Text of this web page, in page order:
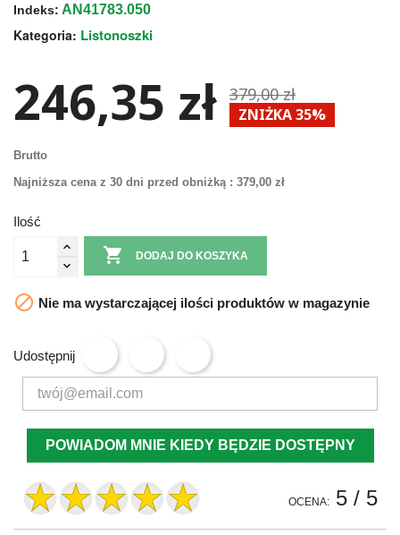
Indeks: AN41783.050
Kategoria: Listonoszki
246,35 zł 379,00 zł
ZNIŻKA 35%
Brutto
Najniższa cena z 30 dni przed obniżką : 379,00 zł
Ilość
 DODAJ DO KOSZYKA
 Nie ma wystarczającej ilości produktów w magazynie
Udostępnij
POWIADOM MNIE KIEDY BĘDZIE DOSTĘPNY
OCENA: 5 / 5